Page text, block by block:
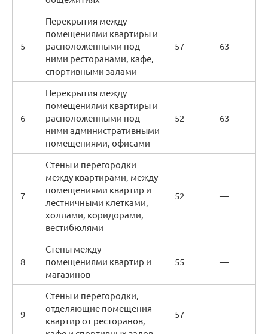
5
Перекрытия между
помещениями квартиры и
расположенными под
ними ресторанами, кафе,
спортивными залами
57 63
6
Перекрытия между
помещениями квартиры и
расположенными под
ними административными
помещениями, офисами
52 63
7
Стены и перегородки
между квартирами, между
помещениями квартир и
лестничными клетками,
холлами, коридорами,
вестибюлями
52 —
8
Стены между
помещениями квартир и
магазинов
55 —
9
Стены и перегородки,
отделяющие помещения
квартир от ресторанов,
57 —